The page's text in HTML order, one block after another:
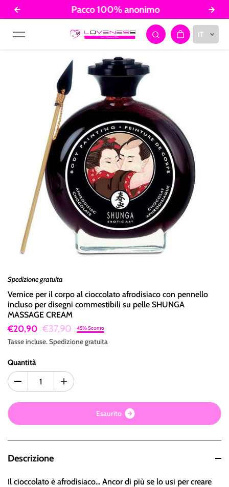
Salta al contenuto Pacco 100% anonimo
IT
Spedizione gratuita
Vernice per il corpo al cioccolato afrodisiaco con pennello
incluso per disegni commestibili su pelle SHUNGA
MASSAGE CREAM
€20,90 €37,90 45% Sconto
Tasse incluse.Spedizionegratuita
Quantità
Esaurito
Descrizione
Il cioccolato è afrodisiaco... Ancor di più se lo usi per creare